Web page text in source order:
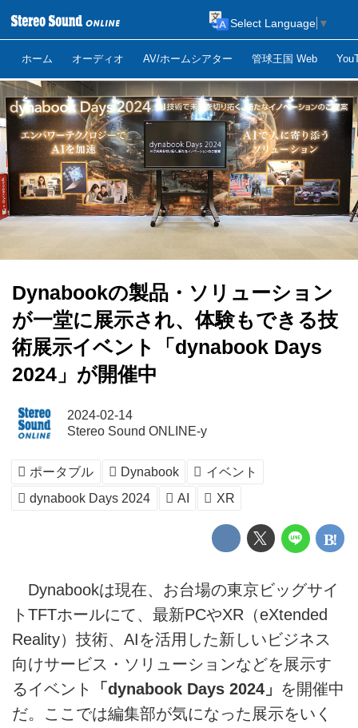
ホーム オーディオ AV/ホームシアター 管球王国 Web
Select Language ▼
Dynabookの製品・ソリューション
が一堂に展示され、体験もできる技
術展示イベント「dynabook Days
2024」が開催中
2024-02-14
Stereo Sound ONLINE-y
ポータブル Dynabook
イベント
dynabook Days 2024
AI XR
Dynabookは現在、お台場の東京ビッグサイ
トTFTホールにて、最新PCやXR（eXtended
Reality）技術、AIを活用した新しいビジネス
向けサービス・ソリューションなどを展示す
るイベント
「dynabook Days 2024」 を開催中
だ。ここでは編集部が気になった展示をいく